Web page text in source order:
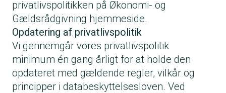
privatlivspolitikken på Økonomi- og
Gældsrådgivning hjemmeside.
Opdatering af privatlivspolitik
Vi gennemgår vores privatlivspolitik
minimum én gang årligt for at holde den
opdateret med gældende regler, vilkår og
principper i databeskyttelsesloven. Ved